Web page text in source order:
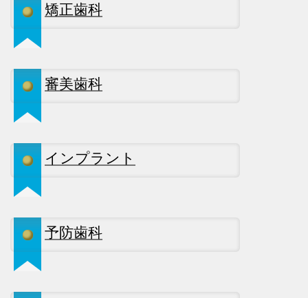
矯正歯科
審美歯科
インプラント
予防歯科